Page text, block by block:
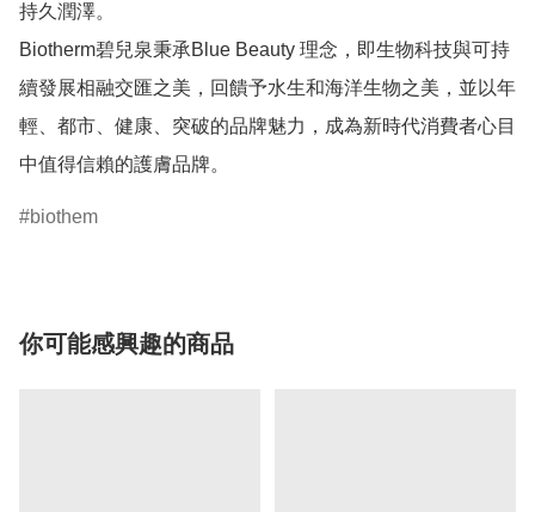
持久潤澤。
Biotherm碧兒泉秉承Blue Beauty 理念，即生物科技與可持
續發展相融交匯之美，回饋予水生和海洋生物之美，並以年
輕、都市、健康、突破的品牌魅力，成為新時代消費者心目
biothem
你可能感興趣的商品